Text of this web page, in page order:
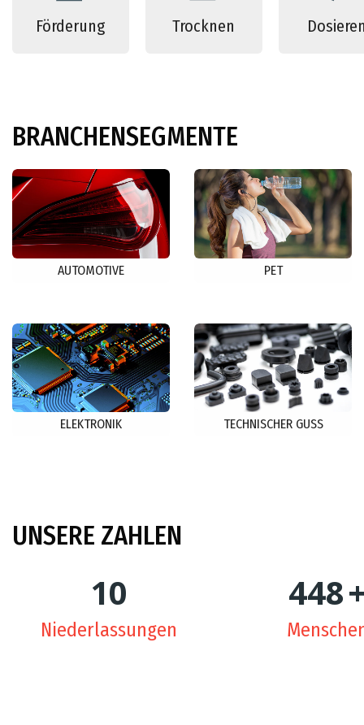
Förderung Trocknen Dosieren
BRANCHENSEGMENTE
AUTOMOTIVE PET
ELEKTRONIK TECHNISCHER GUSS
UNSERE ZAHLEN
10
Niederlassungen
450+